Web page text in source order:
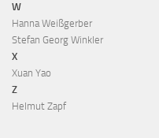
W
Hanna Weißgerber
Stefan Georg Winkler
X
Xuan Yao
Z
Helmut Zapf